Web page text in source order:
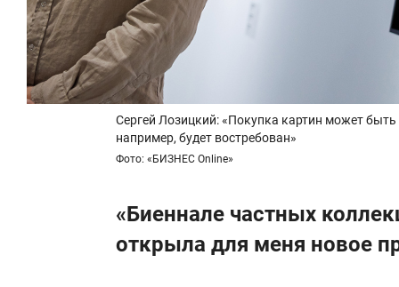
Сергей Лозицкий: «Покупка картин может
например, будет востребован»
Фото: «БИЗНЕС Online»
«Биеннале частных
открыла для меня новое